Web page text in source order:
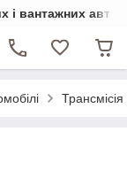
і вантажних
Трансмісія